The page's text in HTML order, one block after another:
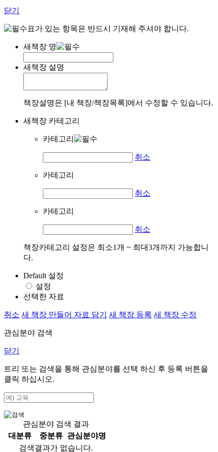
닫기
표가 있는 항목은 반드시 기재해 주셔야 합니다.
새책장 명
새책장 설명
책장설명은 [내 책장/책장목록]에서 수정할 수 있습니다.
새책장 카테고리
카테고리
취소
카테고리
취소
카테고리
취소
책장카테고리 설정은 최소1개 ~ 최대3개까지 가능합니
다.
Default 설정
설정
선택한 자료
취소 새 책장 만들어 자료 담기 새 책장 등록 새 책장 수정
관심분야 검색
닫기
트리 또는 검색을 통해 관심분야를 선택 하신 후 등록 버튼을
클릭 하십시오.
관심분야 검색 결과
대분류
중분류
관심분야명
검색결과가 없습니다.